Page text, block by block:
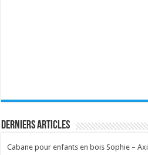
Derniers articles
Cabane pour enfants en bois Sophie – Axi